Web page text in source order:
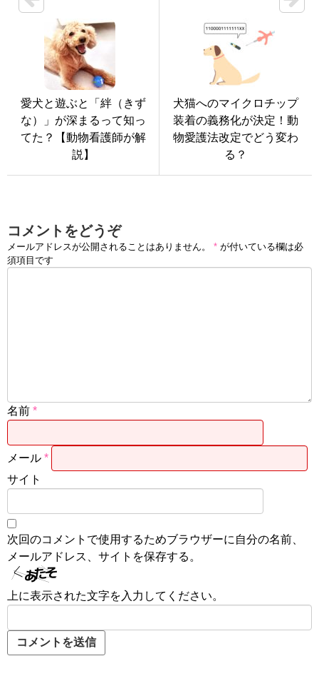
愛犬と遊ぶと「絆（きず
な）」が深まるって知っ
てた？【動物看護師が解
説】
犬猫へのマイクロチップ
装着の義務化が決定！動
物愛護法改定でどう変わ
る？
コメントをどうぞ
メールアドレスが公開されることはありません。 * が付いている欄は必
須項目です
名前 *
メール *
サイト
次回のコメントで使用するためブラウザーに自分の名前、
メールアドレス、サイトを保存する。
上に表示された文字を入力してください。